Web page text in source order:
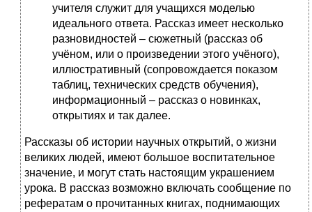
учителя служит для учащихся моделью
идеального ответа. Рассказ имеет несколько
разновидностей – сюжетный (рассказ об
учёном, или о произведении этого учёного),
иллюстративный (сопровождается показом
таблиц, технических средств обучения),
информационный – рассказ о новинках,
открытиях и так далее.
Рассказы об истории научных открытий, о жизни
великих людей, имеют большое воспитательное
значение, и могут стать настоящим украшением
урока. В рассказ возможно включать сообщение по
рефератам о прочитанных книгах, поднимающих